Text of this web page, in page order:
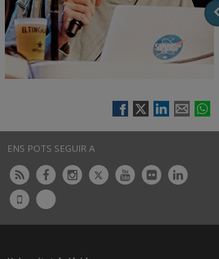
ENS POTS SEGUIR A
Rss FacebookInstagram
TwitterYoutubeFlickr
UdL
App
Bluesky